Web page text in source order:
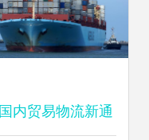
国内贸易物流新通